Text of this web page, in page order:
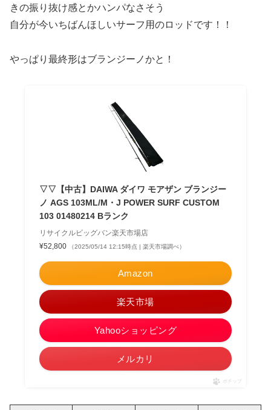
きの振り抜け感とかハンパなさそう
自分が今いちばんほしいサーフ用のロッドです！！
やっぱり最終形はブランジーノかと！
▽▽【中古】DAIWA ダイワ モアザン ブランジー
ノ AGS 103ML/M・J POWER SURF CUSTOM
103 01480214 Bランク
リサイクルビッグバン楽天市場店
¥52,800
（2025/05/14 12:15時点 | 楽天市場調べ）
Amazon
楽天市場
Yahooショッピング
メルカリ
ポチップ